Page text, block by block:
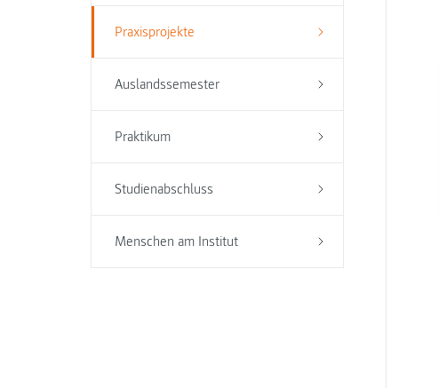
Praxisprojekte
Auslandssemester
Praktikum
Studienabschluss
Menschen am Institut